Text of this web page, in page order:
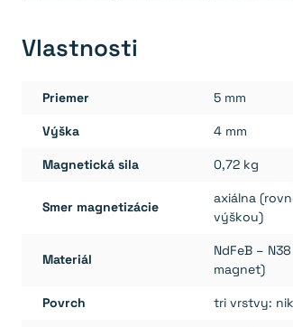
Vlastnosti
Priemer 5 mm
Výška 4 mm
Magnetická sila 0,72 kg
Smer magnetizácie
axiálna
výškou)
Materiál
NdFeB –
magnet)
Povrch tri vrstvy: